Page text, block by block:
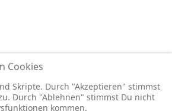
Cookies
Skripte. Durch "Akzeptieren" stimmst
Durch "Ablehnen" stimmst Du nicht
kommen.